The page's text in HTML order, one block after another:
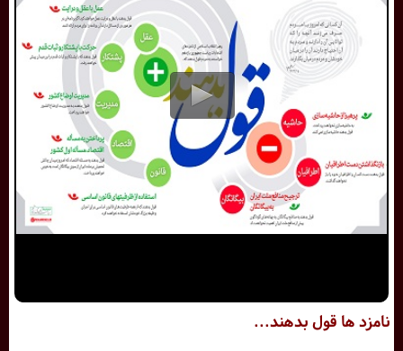
نامزد ها قول بدهند...